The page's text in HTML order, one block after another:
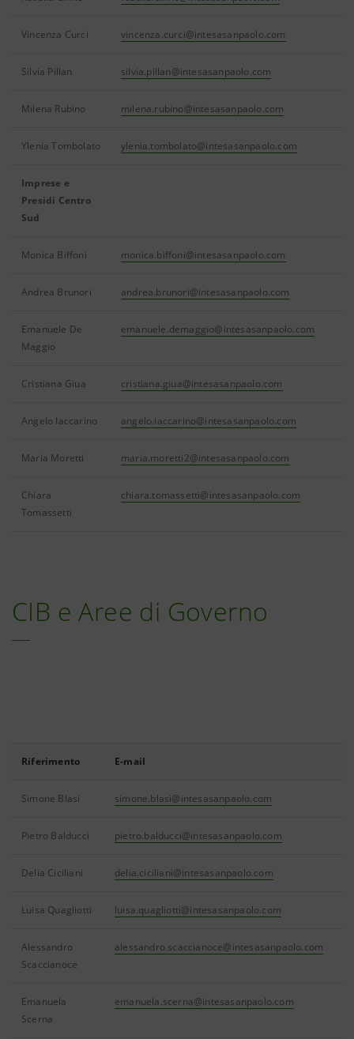
Vincenza Curci vincenza.curci@intesasanpaolo.com
Silvia Pillan silvia.pillan@intesasanpaolo.com
Milena Rubino milena.rubino@intesasanpaolo.com
Ylenia Tombolato ylenia.tombolato@intesasanpaolo.com
Imprese e
Presidi Centro
Sud
Monica Biffoni monica.biffoni@intesasanpaolo.com
Andrea Brunori andrea.brunori@intesasanpaolo.com
Emanuele De
Maggio
emanuele.demaggio@intesasanpaolo.com
Cristiana Giua cristiana.giua@intesasanpaolo.com
Angelo Iaccarino angelo.iaccarino@intesasanpaolo.com
Maria Moretti maria.moretti2@intesasanpaolo.com
Chiara
Tomassetti
chiara.tomassetti@intesasanpaolo.com
CIB e Aree di Governo
Riferimento E-mail
Simone Blasi simone.blasi@intesasanpaolo.com
Pietro Balducci pietro.balducci@intesasanpaolo.com
Delia Ciciliani delia.ciciliani@intesasanpaolo.com
Luisa Quagliotti luisa.quagliotti@intesasanpaolo.com
Alessandro
Scaccianoce
alessandro.scaccianoce@intesasanpaolo.com
Emanuela
Scerna
emanuela.scerna@intesasanpaolo.com